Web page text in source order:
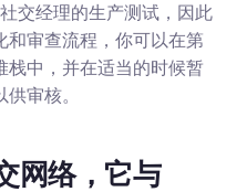
交经理的生产测试，因此
和审查流程，你可以在第
栈中，并在适当的时候暂
审核。
网络，它与